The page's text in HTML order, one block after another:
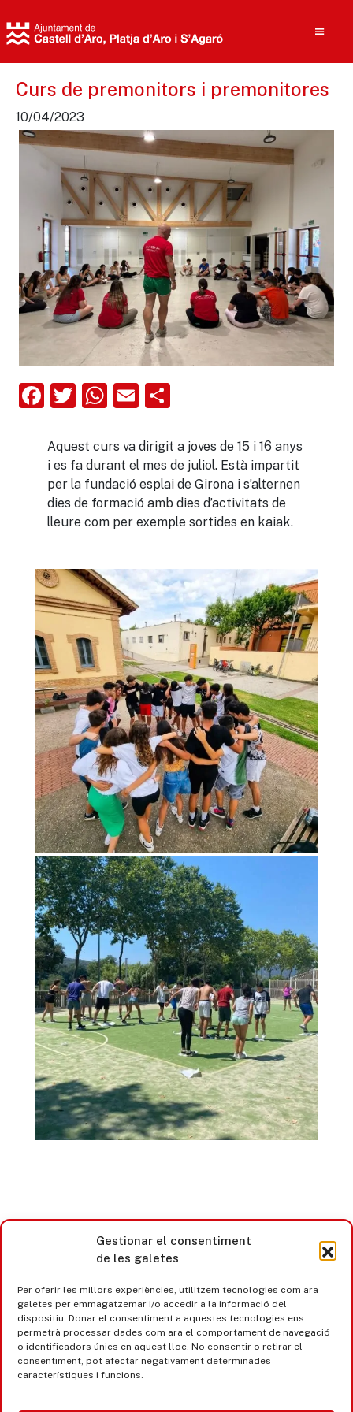
Gestionar el consentiment
de les galetes
Per oferir les millors experiències, utilitzem tecnologies com ara
galetes per emmagatzemar i/o accedir a la informació del
dispositiu. Donar el consentiment a aquestes tecnologies ens
permetrà processar dades com ara el comportament de navegació
o identificadors únics en aquest lloc. No consentir o retirar el
consentiment, pot afectar negativament determinades
característiques i funcions.
Cerca
Curs de premonitors i premonitores
10/04/2023
Facebook
Twitter
WhatsApp
Email
Aquest curs va dirigit a joves de 15 i 16 anys
i es fa durant el mes de juliol. Està impartit
per la fundació esplai de Girona i s’alternen
dies de formació amb dies d’activitats de
lleure com per exemple sortides en kaiak.
Castell d’Aro · Platja d’Aro · S’Agaró
365 www.platjadaro